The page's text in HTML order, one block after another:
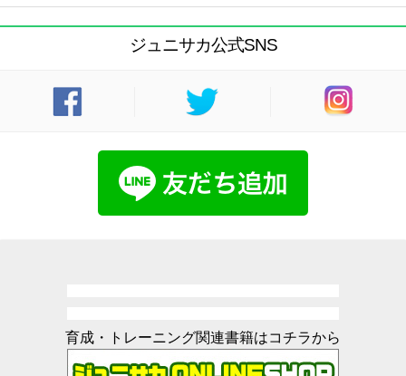
ジュニサカ公式SNS
育成・トレーニング関連書籍はコチラから